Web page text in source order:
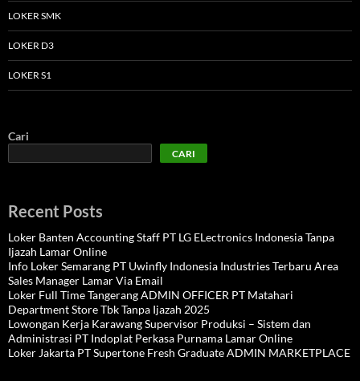
LOKER SMK
LOKER D3
LOKER S1
Cari
CARI
Recent Posts
Loker Banten Accounting Staff PT LG ELectronics Indonesia Tanpa
Ijazah Lamar Online
Info Loker Semarang PT Uwinfly Indonesia Industries Terbaru Area
Sales Manager Lamar Via Email
Loker Full Time Tangerang ADMIN OFFICER PT Matahari
Department Store Tbk Tanpa Ijazah 2025
Lowongan Kerja Karawang Supervisor Produksi – Sistem dan
Administrasi PT Indoplat Perkasa Purnama Lamar Online
Loker Jakarta PT Supertone Fresh Graduate ADMIN MARKETPLACE